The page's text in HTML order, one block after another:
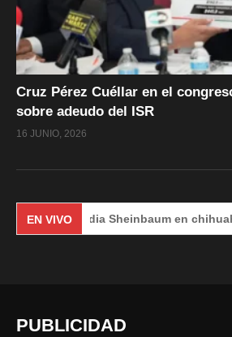
Cruz Pérez Cuéllar en el
sobre adeudo del ISR
16 JUNIO, 2026
EN VIVO
Claudia Sheinbaum en chihuahua
PUBLICIDAD